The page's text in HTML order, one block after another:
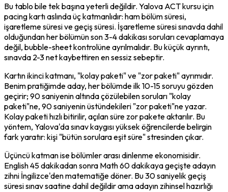
Bu tablo bile tek başına yeterli değildir. Yalova ACT kursu için
pacing kartı aslında üç katmanlıdır: ham bölüm süresi
işaretleme süresi ve geçiş süresi. İşaretleme süresi sınavda dahil
olduğundan her bölümün son 3-4 dakikası soruları cevaplamaya
değil, bubble-sheet kontrolüne ayrılmalıdır. Bu küçük ayrıntı,
sınavda 2-3 net kaybettiren en sessiz sebeptir.
Kartın ikinci katmanı, "kolay paketi" ve "zor paketi" ayrımıdır.
Benim pratiğimde aday, her bölümde ilk 10-15 soruyu gözden
geçirir; 90 saniyenin altında çözülebilen soruları "kolay
paketi"ne, 90 saniyenin üstündekileri "zor paketi"ne yazar.
Kolay paketi hızlı bitirilir, açılan süre zor pakete aktarılır. Bu
yöntem, Yalova'da sınav kaygısı yüksek öğrencilerde belirgin
fark yaratır: kişi "bütün sorulara eşit süre" stresinden çıkar.
Üçüncü katman ise bölümler arası dinlenme ekonomisidir.
English 45 dakikadan sonra Math 60 dakikaya geçişte adayın
zihni İngilizce'den matematiğe döner. Bu 30 saniyelik geçiş
süresi sınav saatine dahil değildir ama adayın zihinsel hazırlığı